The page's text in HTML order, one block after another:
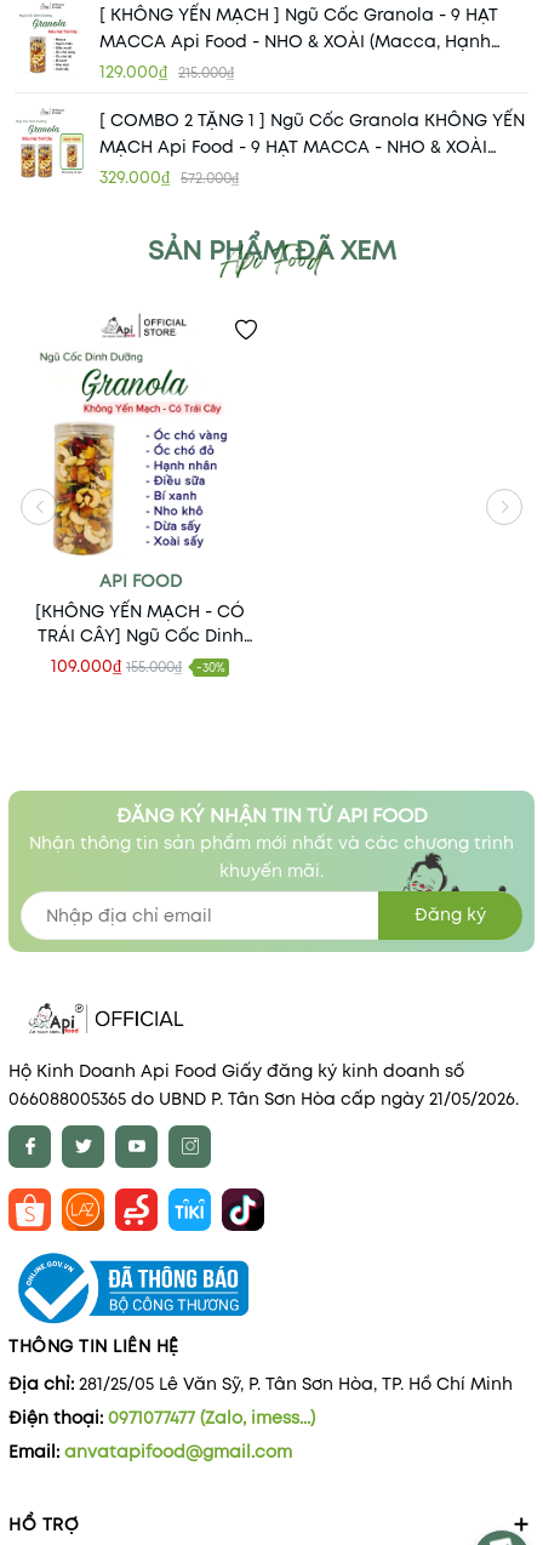
[ KHÔNG YẾN MẠCH ] Ngũ Cốc Granola - 9 HẠT
MACCA Api Food - NHO & XOÀI (Macca, Hạnh
Nhân, Óc Chó Vàng, Óc Chó Đỏ, Hạt Điều Rang
129.000₫ 215.000₫
[ COMBO 2 TẶNG 1 ] Ngũ Cốc Granola KHÔNG YẾN
MẠCH Api Food - 9 HẠT MACCA - NHO & XOÀI
(Macca, Hạnh Nhân, Óc Chó Vàng, Óc Chó Đỏ,
329.000₫ 572.000₫
SẢN PHẨM ĐÃ XEM
API FOOD
[KHÔNG YẾN MẠCH - CÓ
TRÁI CÂY] Ngũ Cốc Dinh
Dưỡng Granola ApiFood -
Food, Thức Ăn, Snack
109.000₫ 155.000₫ -30%
ĐĂNG KÝ NHẬN TIN TỪ API FOOD
Nhận thông tin sản phẩm mới nhất và các chương trình
khuyến mãi.
Đăng ký
Hộ Kinh Doanh Api Food Giấy đăng ký kinh doanh số
066088005365 do UBND P. Tân Sơn Hòa cấp ngày 21/05/2026.
THÔNG TIN LIÊN HỆ
Địa chỉ: 281/25/05 Lê Văn Sỹ, P. Tân Sơn Hòa, TP. Hồ Chí Minh
Điện thoại: 0971077477 (Zalo, imess...)
Email: anvatapifood@gmail.com
HỔ TRỢ